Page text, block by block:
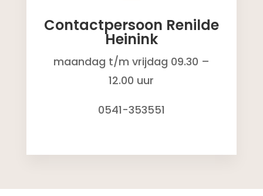
Contactpersoon Renilde
Heinink
maandag t/m vrijdag 09.30 –
12.00 uur
0541-353551